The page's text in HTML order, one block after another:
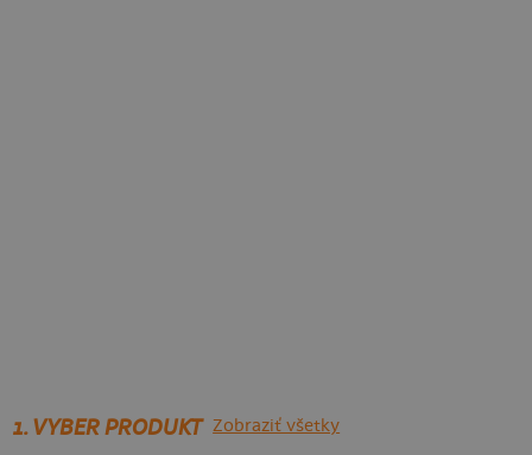
1. VYBER PRODUKT Zobraziť všetky